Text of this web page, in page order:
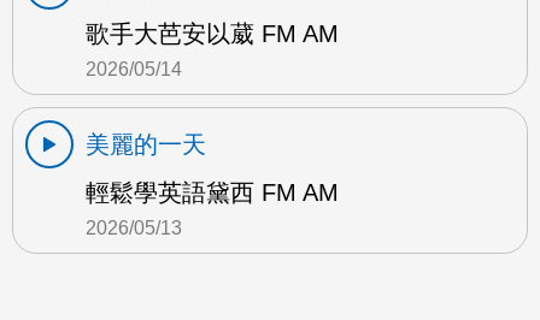
歌手大芭安以葳 FM AM
2026/05/14
美麗的一天
輕鬆學英語黛西 FM AM
2026/05/13